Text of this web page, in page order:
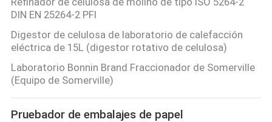
VIAJE
DE
LA
FÁBRICA
DIN EN 25264-2 PFI
Digestor de celulosa de laboratorio de calefacción
eléctrica de 15L (digestor rotativo de celulosa)
Laboratorio Bonnin Brand Fraccionador de Somerville
(Equipo de Somerville)
Pruebador de embalajes de papel